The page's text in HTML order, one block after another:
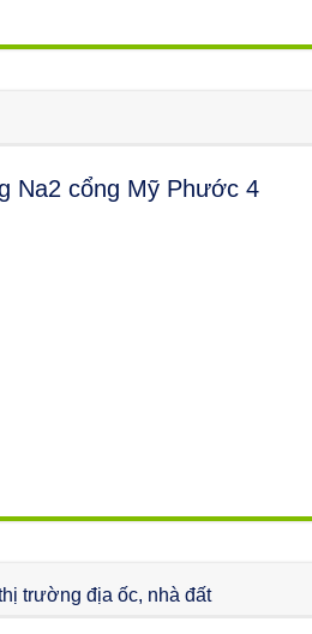
Na2 cổng Mỹ Phước 4
trường địa ốc, nhà đất